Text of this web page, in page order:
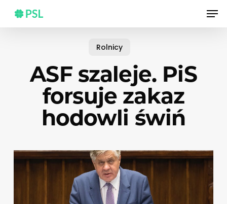
main
Rolnicy
ASF szaleje. PiS
forsuje zakaz
hodowli świń